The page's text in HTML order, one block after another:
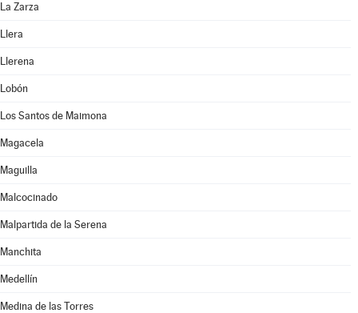
La Zarza
Llera
Llerena
Lobón
Los Santos de Maimona
Magacela
Maguilla
Malcocinado
Malpartida de la Serena
Manchita
Medellín
Medina de las Torres